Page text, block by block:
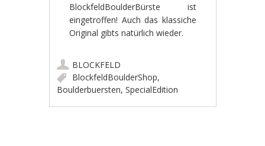
BlockfeldBoulderBürste ist
eingetroffen! Auch das klassiche
Original gibts natürlich wieder.
BLOCKFELD
BlockfeldBoulderShop,
Boulderbuersten,SpecialEdition